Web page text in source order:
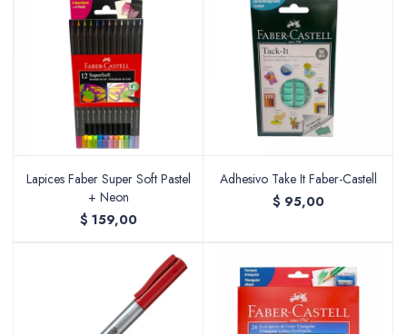
Lapices Faber Super Soft Pastel
+ Neon
$ 159,00
Adhesivo Take It Faber-Castell
$ 95,00